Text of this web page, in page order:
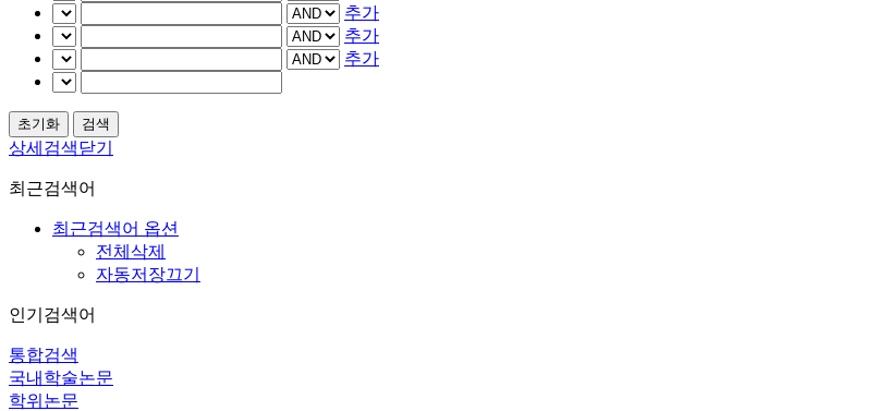
추가
추가
추가
상세검색닫기
최근검색어
최근검색어 옵션
전체삭제
자동저장끄기
인기검색어
통합검색
국내학술논문
학위논문